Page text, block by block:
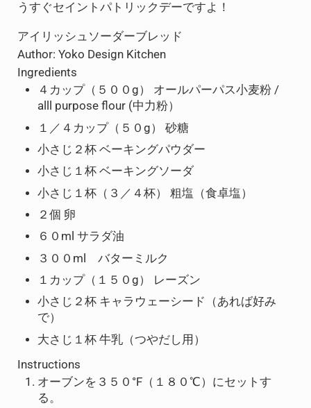
うすぐセイントパトリックデーですよ！
アイリッシュソーダーブレッド
Author: Yoko Design Kitchen
Ingredients
４カップ（５００g） オールパーパス小麦粉 /
alll purpose flour (中力粉）
１／４カップ（５０g） 砂糖
小さじ２杯 ベーキングパウダー
小さじ１杯 ベーキングソーダ
小さじ１杯（３／４杯） 粗塩（食卓塩）
２個 卵
６０ml サラダ油
３００ml バターミルク
１カップ（１５０g） レーズン
小さじ２杯 キャラウェーシード（あれば好み
で）
大さじ１杯 牛乳（つやだし用）
Instructions
オーブンを３５０°F（１８０℃）にセットす
る。